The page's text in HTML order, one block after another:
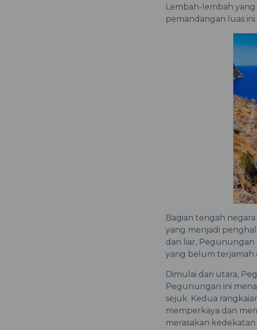
Lembah-lembah
pemandangan luas ini.
Bagian tengah
yang menjadi
dan liar,
yang belum terjamah
Dimulai dari utara,
Pegunungan ini
sejuk. Kedua
memperkaya dan
merasakan